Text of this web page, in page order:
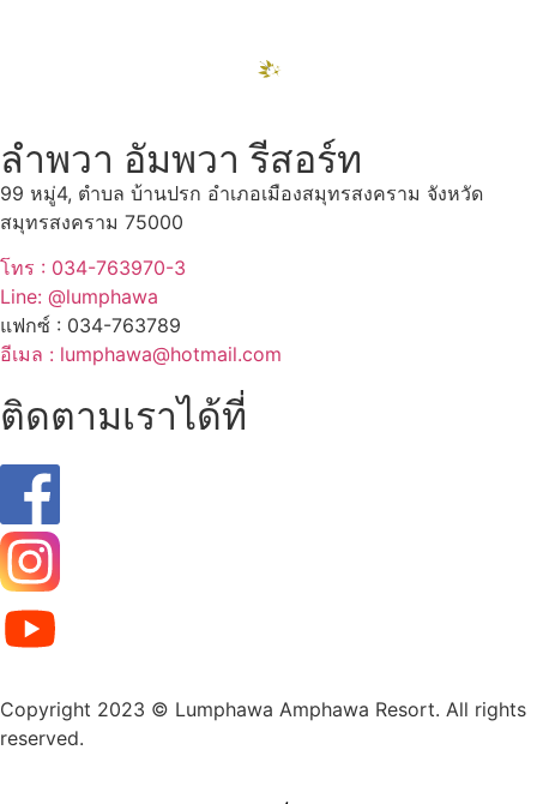
ลำพวา อัมพวา รีสอร์ท
99 หมู่4, ตำบล บ้านปรก อำเภอเมืองสมุทรสงคราม จังหวัด
สมุทรสงคราม 75000
โทร : 034-763970-3
Line: @lumphawa
แฟกซ์ : 034-763789
อีเมล : lumphawa@hotmail.com
ติดตามเราได้ที่
Copyright 2023 © Lumphawa Amphawa Resort. All rights
reserved.